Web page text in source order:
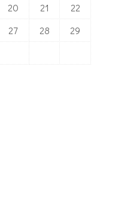
20 21
22
27 28
29